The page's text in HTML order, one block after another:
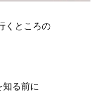
くところの
知る前に